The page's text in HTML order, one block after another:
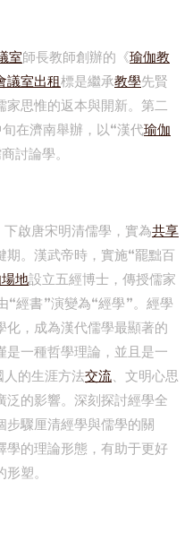
室師長教師創辦的《瑜伽教
議室出租標是繼承教學先賢
思惟的返本與開新。第二
在濟南舉辦，以“漢代瑜伽
討論學。
啟唐宋明清儒學，實為共享
期。漢武帝時，實施“罷黜百
地設立五經博士，傳授儒家
“經書”演變為“經學”。經學
化，成為漢代儒學最顯著的
是一種哲學理論，並且是一
人的生涯方法交流、文明心思
的影響。深刻探討經學全
驟厘清經學與儒學的關
學的理論形態，有助于更好
塑。